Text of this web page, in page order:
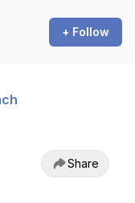
+ Follow
Share